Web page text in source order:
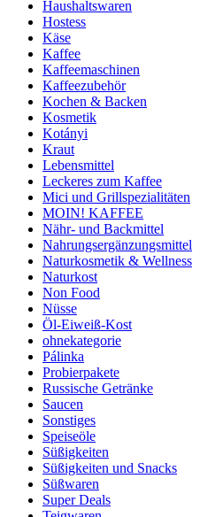
Haushaltswaren
Hostess
Käse
Kaffee
Kaffeemaschinen
Kaffeezubehör
Kochen & Backen
Kosmetik
Kotányi
Kraut
Lebensmittel
Leckeres zum Kaffee
Mici und Grillspezialitäten
MOIN! KAFFEE
Nähr- und Backmittel
Nahrungsergänzungsmittel
Naturkosmetik & Wellness
Naturkost
Non Food
Nüsse
Öl-Eiweiß-Kost
ohnekategorie
Pálinka
Probierpakete
Russische Getränke
Saucen
Sonstiges
Speiseöle
Süßigkeiten
Süßigkeiten und Snacks
Süßwaren
Super Deals